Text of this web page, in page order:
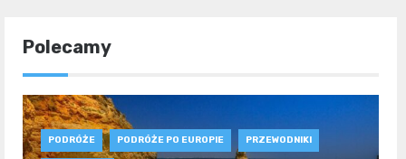
Polecamy
PODRÓŻE PODRÓŻE PO EUROPIE PRZEWODNIKI